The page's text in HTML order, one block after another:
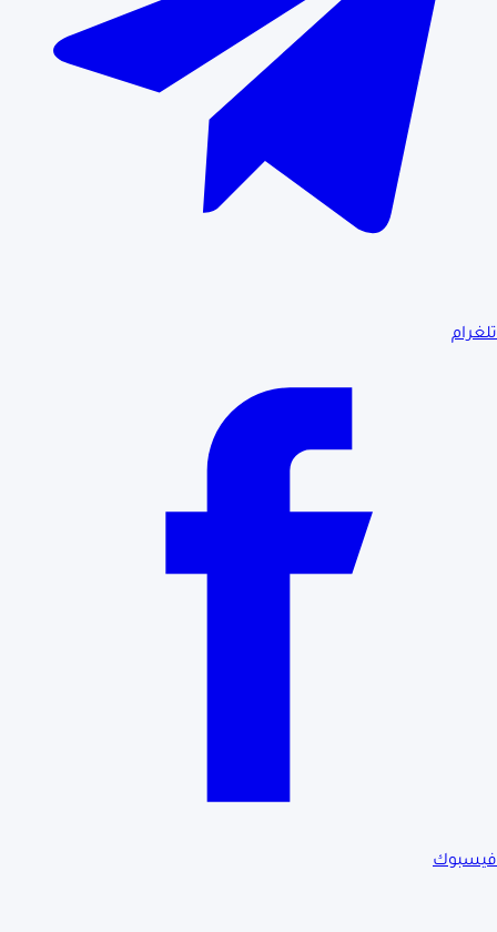
تلغرام
فيسبوك